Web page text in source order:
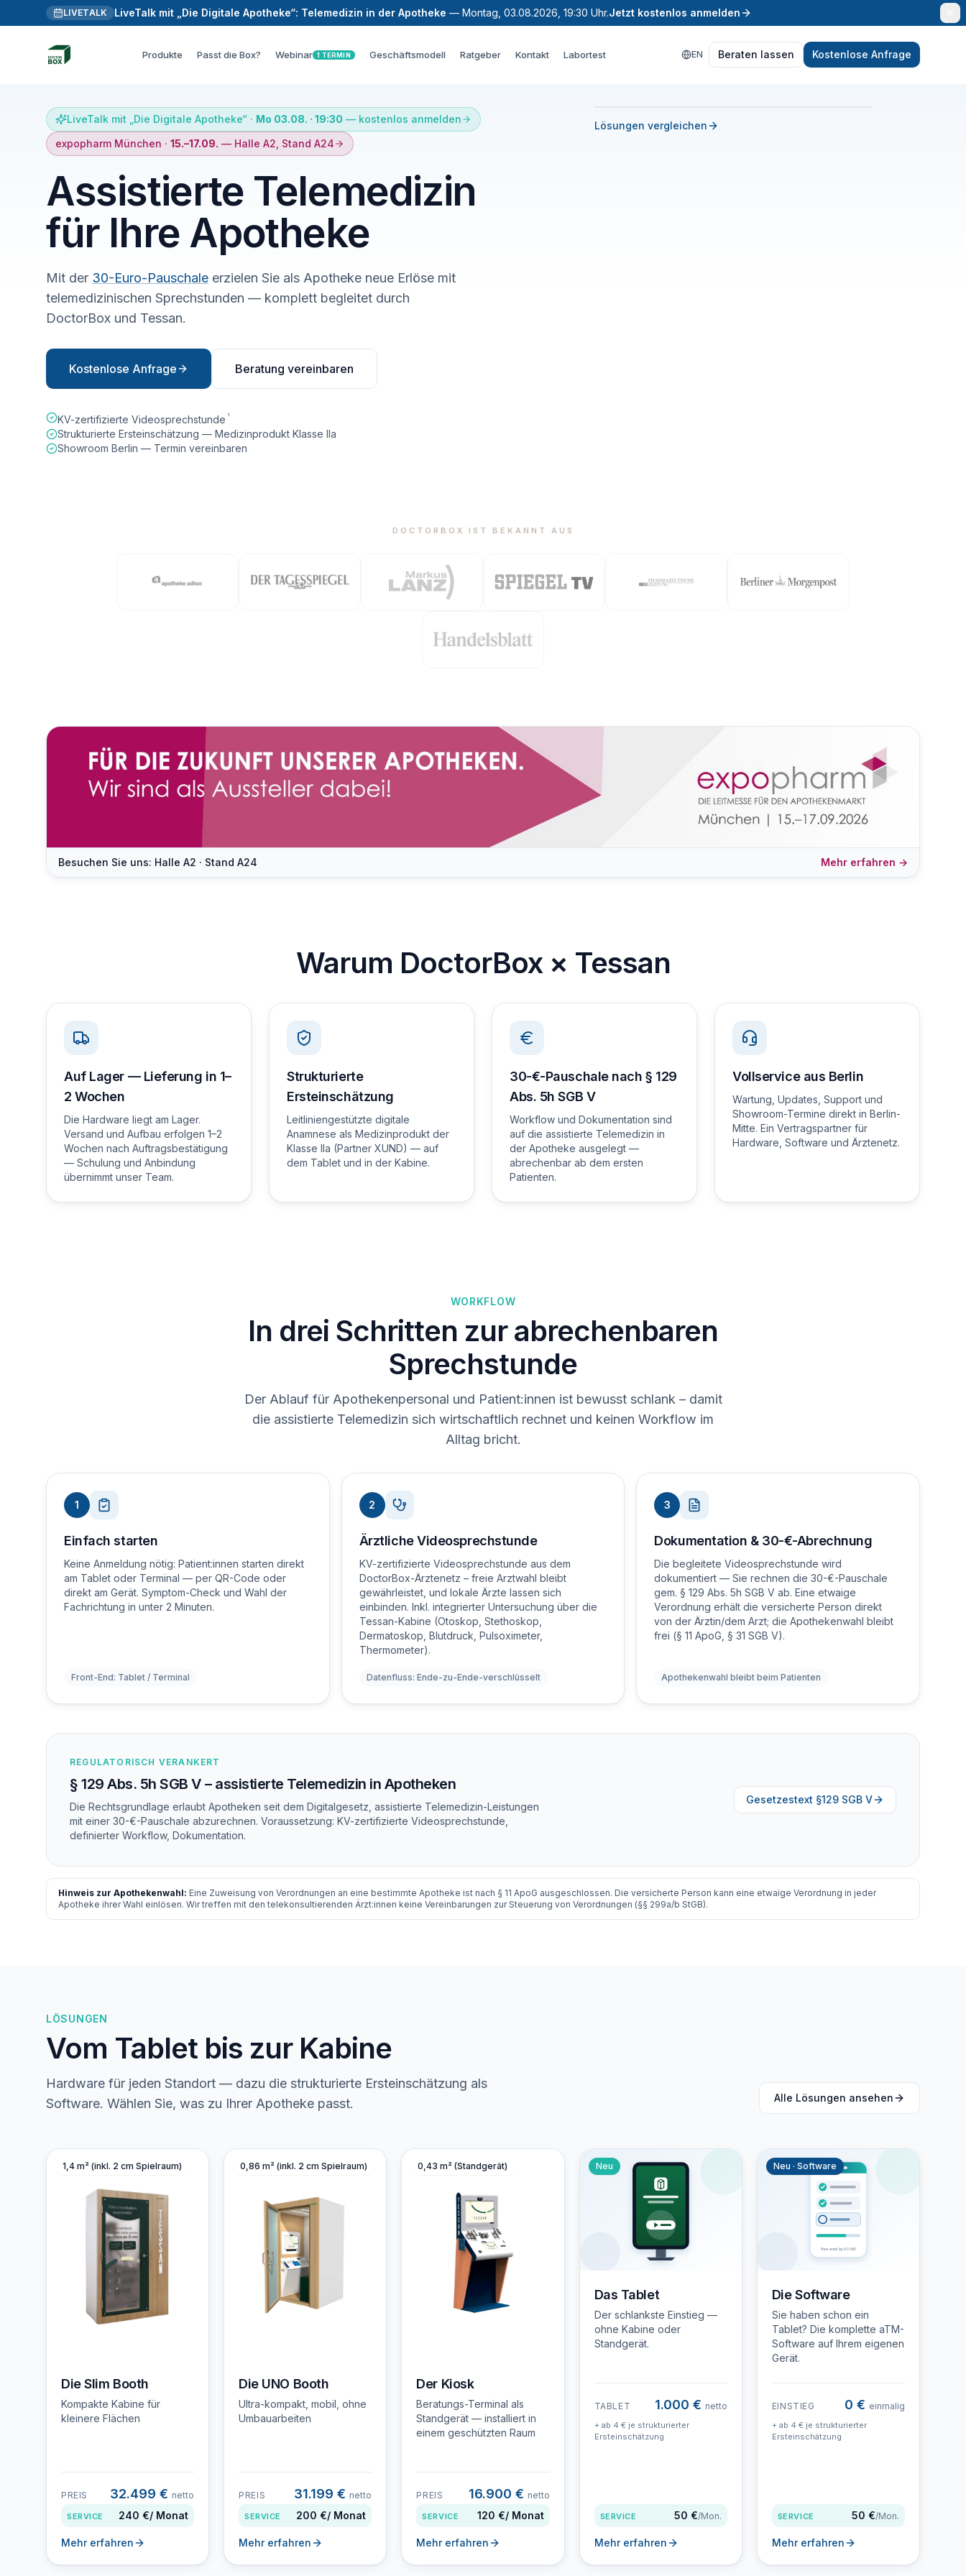
LIVETALK LiveTalk mit „Die Digitale Apotheke“: Telemedizin in der Apotheke — Montag, 03.08.2026, 19:30 Uhr.Jetzt kostenlos anmelden
Produkte Passt die Box? Webinar 1 TERMIN Geschäftsmodell Ratgeber Kontakt Labortest EN Beraten lassen Kostenlose Anfrage
LiveTalk mit „Die Digitale Apotheke“ · Mo 03.08. · 19:30 — kostenlos anmelden
expopharm München · 15.–17.09. — Halle A2, Stand A24
Assistierte Telemedizin
für Ihre Apotheke
Mit der 30-Euro-Pauschale erzielen Sie als Apotheke neue Erlöse mit
telemedizinischen Sprechstunden — komplett begleitet durch
DoctorBox und Tessan.
Kostenlose Anfrage Beratung vereinbaren
KV-zertifizierte Videosprechstunde ¹
Strukturierte Ersteinschätzung — Medizinprodukt Klasse IIa
Showroom Berlin — Termin vereinbaren
Lösungen vergleichen
DOCTORBOX IST BEKANNT AUS
Besuchen Sie uns: Halle A2 · Stand A24 Mehr erfahren →
Warum DoctorBox × Tessan
Auf Lager — Lieferung in 1–
2 Wochen
Die Hardware liegt am Lager.
Versand und Aufbau erfolgen 1–2
Wochen nach Auftragsbestätigung
— Schulung und Anbindung
übernimmt unser Team.
Strukturierte
Ersteinschätzung
Leitliniengestützte digitale
Anamnese als Medizinprodukt der
Klasse IIa (Partner XUND) — auf
dem Tablet und in der Kabine.
30-€-Pauschale nach § 129
Abs. 5h SGB V
Workflow und Dokumentation sind
auf die assistierte Telemedizin in
der Apotheke ausgelegt —
abrechenbar ab dem ersten
Patienten.
Vollservice aus Berlin
Wartung, Updates, Support und
Showroom-Termine direkt in Berlin-
Mitte. Ein Vertragspartner für
Hardware, Software und Ärztenetz.
WORKFLOW
In drei Schritten zur abrechenbaren
Sprechstunde
Der Ablauf für Apothekenpersonal und Patient:innen ist bewusst schlank – damit
die assistierte Telemedizin sich wirtschaftlich rechnet und keinen Workflow im
Alltag bricht.
1
Einfach starten
Keine Anmeldung nötig: Patient:innen starten direkt
am Tablet oder Terminal — per QR-Code oder
direkt am Gerät. Symptom-Check und Wahl der
Fachrichtung in unter 2 Minuten.
Front-End: Tablet / Terminal
2
Ärztliche Videosprechstunde
KV-zertifizierte Videosprechstunde aus dem
DoctorBox-Ärztenetz – freie Arztwahl bleibt
gewährleistet, und lokale Ärzte lassen sich
einbinden. Inkl. integrierter Untersuchung über die
Tessan-Kabine (Otoskop, Stethoskop,
Dermatoskop, Blutdruck, Pulsoximeter,
Thermometer).
Datenfluss: Ende-zu-Ende-verschlüsselt
3
Dokumentation & 30-€-Abrechnung
Die begleitete Videosprechstunde wird
dokumentiert — Sie rechnen die 30-€-Pauschale
gem. § 129 Abs. 5h SGB V ab. Eine etwaige
Verordnung erhält die versicherte Person direkt
von der Ärztin/dem Arzt; die Apothekenwahl bleibt
frei (§ 11 ApoG, § 31 SGB V).
Apothekenwahl bleibt beim Patienten
REGULATORISCH VERANKERT
§ 129 Abs. 5h SGB V – assistierte Telemedizin in Apotheken
Die Rechtsgrundlage erlaubt Apotheken seit dem Digitalgesetz, assistierte Telemedizin-Leistungen
mit einer 30-€-Pauschale abzurechnen. Voraussetzung: KV-zertifizierte Videosprechstunde,
definierter Workflow, Dokumentation.
Gesetzestext §129 SGB V
Hinweis zur Apothekenwahl: Eine Zuweisung von Verordnungen an eine bestimmte Apotheke ist nach § 11 ApoG ausgeschlossen. Die versicherte Person kann eine etwaige Verordnung in jeder
Apotheke ihrer Wahl einlösen. Wir treffen mit den telekonsultierenden Ärzt:innen keine Vereinbarungen zur Steuerung von Verordnungen (§§ 299a/b StGB).
LÖSUNGEN
Vom Tablet bis zur Kabine
Hardware für jeden Standort — dazu die strukturierte Ersteinschätzung als
Software. Wählen Sie, was zu Ihrer Apotheke passt.
Alle Lösungen ansehen
1,4 m² (inkl. 2 cm Spielraum)
Die Slim Booth
Kompakte Kabine für
kleinere Flächen
PREIS 32.499 € netto
SERVICE 240 €/ Monat
Mehr erfahren
0,86 m² (inkl. 2 cm Spielraum)
Die UNO Booth
Ultra-kompakt, mobil, ohne
Umbauarbeiten
PREIS 31.199 € netto
SERVICE 200 €/ Monat
Mehr erfahren
0,43 m² (Standgerät)
Der Kiosk
Beratungs-Terminal als
Standgerät — installiert in
einem geschützten Raum
PREIS 16.900 € netto
SERVICE 120 €/ Monat
Mehr erfahren
Neu
Das Tablet
Der schlankste Einstieg —
ohne Kabine oder
Standgerät.
TABLET 1.000 € netto
+ ab 4 € je strukturierter
Ersteinschätzung
SERVICE 50 €/Mon.
Mehr erfahren
Neu · Software
Die Software
Sie haben schon ein
Tablet? Die komplette aTM-
Software auf Ihrem eigenen
Gerät.
EINSTIEG 0 € einmalig
+ ab 4 € je strukturierter
Ersteinschätzung
SERVICE 50 €/Mon.
Mehr erfahren